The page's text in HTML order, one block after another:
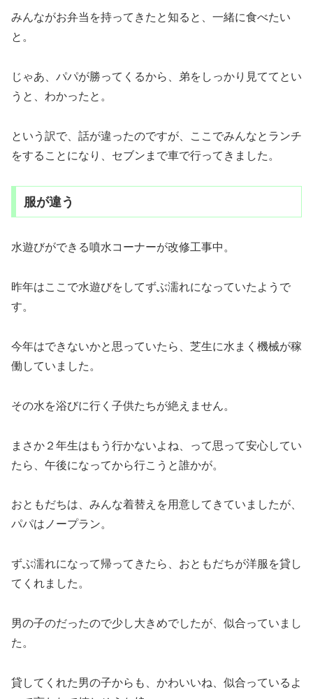
みんながお弁当を持ってきたと知ると、一緒に食べたい
と。
じゃあ、パパが勝ってくるから、弟をしっかり見ててとい
うと、わかったと。
という訳で、話が違ったのですが、ここでみんなとランチ
をすることになり、セブンまで車で行ってきました。
服が違う
水遊びができる噴水コーナーが改修工事中。
昨年はここで水遊びをしてずぶ濡れになっていたようで
す。
今年はできないかと思っていたら、芝生に水まく機械が稼
働していました。
その水を浴びに行く子供たちが絶えません。
まさか２年生はもう行かないよね、って思って安心してい
たら、午後になってから行こうと誰かが。
おともだちは、みんな着替えを用意してきていましたが、
パパはノープラン。
ずぶ濡れになって帰ってきたら、おともだちが洋服を貸し
てくれました。
男の子のだったので少し大きめでしたが、似合っていまし
た。
貸してくれた男の子からも、かわいいね、似合っているよ